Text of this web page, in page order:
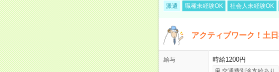
派遣 職種未経験OK 社会人未経験OK
アクティブワーク！土
給与 時給1200円